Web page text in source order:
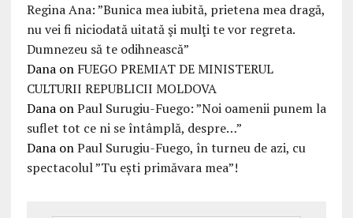
Regina Ana: ”Bunica mea iubită, prietena mea dragă,
nu vei fi niciodată uitată şi mulţi te vor regreta.
Dumnezeu să te odihnească”
Danaon FUEGO PREMIAT DE MINISTERUL
CULTURII REPUBLICII MOLDOVA
DanaonPaul Surugiu-Fuego: ”Noi oamenii punem la
suflet tot ce ni se întâmplă, despre…”
DanaonPaul Surugiu-Fuego, în turneu de azi, cu
spectacolul ”Tu ești primăvara mea”!